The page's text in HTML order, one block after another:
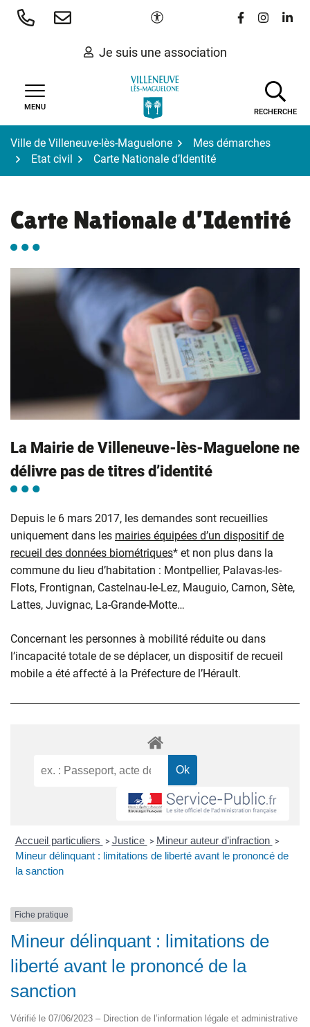
Aller
Paramètres d'accessibilité
Lien vers le
Lien vers
Lien
Je suis une association
MENU
RECHERCHE
Ville de Villeneuve-lès-Maguelone
Mes démarches
Etat civil
Carte Nationale d’Identité
Carte Nationale d’Identité
La Mairie de Villeneuve-lès-Maguelone ne
délivre pas de titres d’identité
Depuis le 6 mars 2017, les demandes sont recueillies
uniquement dans les mairies équipées d’un dispositif de
recueil des données biométriques* et non plus dans la
commune du lieu d’habitation : Montpellier, Palavas-les-
Flots, Frontignan, Castelnau-le-Lez, Mauguio, Carnon, Sète,
Lattes, Juvignac, La-Grande-Motte…
Concernant les personnes à mobilité réduite ou dans
l’incapacité totale de se déplacer, un dispositif de recueil
mobile a été affecté à la Préfecture de l’Hérault.
Accueil particuliers > Justice > Mineur auteur d’infraction >
Mineur délinquant : limitations de liberté avant le prononcé de
la sanction
Fiche pratique
Mineur délinquant : limitations de
liberté avant le prononcé de la
sanction
Vérifié le 07/06/2023 – Direction de l’information légale et administrative